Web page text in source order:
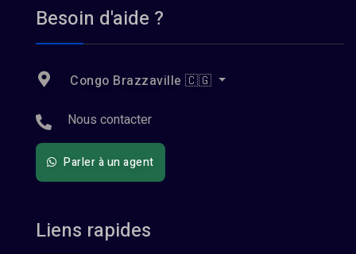
Besoin d'aide ?
Congo Brazzaville 🇨🇬
Nous contacter
Parler à un agent
Liens rapides